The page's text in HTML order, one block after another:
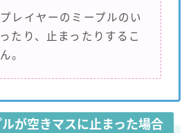
レイヤーのミープルのい
たり、止まったりするこ
。
が空きマスに止まった場合